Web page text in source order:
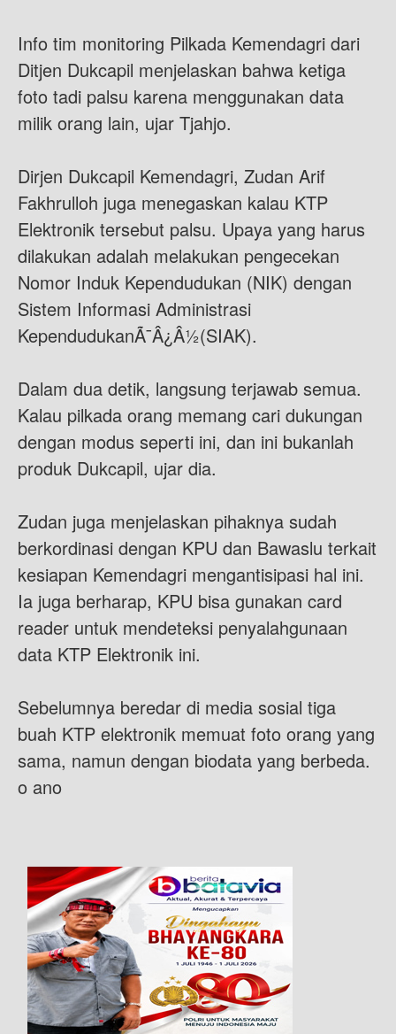
Info tim monitoring Pilkada Kemendagri dari
Ditjen Dukcapil menjelaskan bahwa ketiga
foto tadi palsu karena menggunakan data
milik orang lain, ujar Tjahjo.
Dirjen Dukcapil Kemendagri, Zudan Arif
Fakhrulloh juga menegaskan kalau KTP
Elektronik tersebut palsu. Upaya yang harus
dilakukan adalah melakukan pengecekan
Nomor Induk Kependudukan (NIK) dengan
Sistem Informasi Administrasi
KependudukanÃ¯Â¿Â½(SIAK).
Dalam dua detik, langsung terjawab semua.
Kalau pilkada orang memang cari dukungan
dengan modus seperti ini, dan ini bukanlah
produk Dukcapil, ujar dia.
Zudan juga menjelaskan pihaknya sudah
berkordinasi dengan KPU dan Bawaslu terkait
kesiapan Kemendagri mengantisipasi hal ini.
Ia juga berharap, KPU bisa gunakan card
reader untuk mendeteksi penyalahgunaan
data KTP Elektronik ini.
Sebelumnya beredar di media sosial tiga
buah KTP elektronik memuat foto orang yang
sama, namun dengan biodata yang berbeda.
o ano